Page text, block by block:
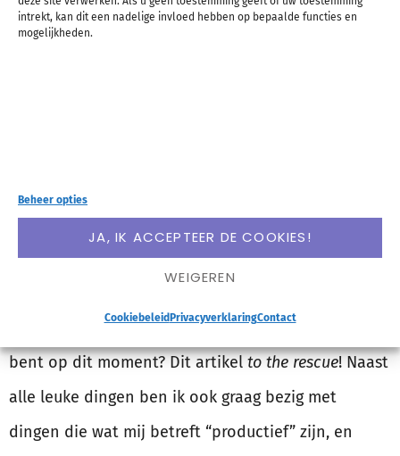
intrekt, kan dit een nadelige invloed hebben op bepaalde functies en
mogelijkheden.
Beheer opties
JA, IK ACCEPTEER DE COOKIES!
WEIGEREN
CookiebeleidPrivacyverklaringContact
Duurt je vakantie wel heel lang en vind je dat je
eigenlijk niet echt iets van je leven aan het maken
bent op dit moment? Dit artikelto the rescue! Naast
alle leuke dingen ben ik ook graag bezig met
dingen die wat mij betreft “productief” zijn, en